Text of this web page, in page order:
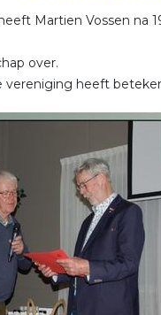
Martien Vossen na
over.
vereniging heeft